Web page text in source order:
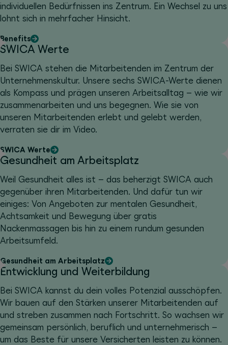
individuellen Bedürfnissen ins Zentrum. Ein Wechsel zu uns
lohnt sich in mehrfacher Hinsicht.
Benefits
SWICA Werte
Bei SWICA stehen die Mitarbeitenden im Zentrum der
Unternehmenskultur. Unsere sechs SWICA-Werte dienen
als Kompass und prägen unseren Arbeitsalltag – wie wir
zusammenarbeiten und uns begegnen. Wie sie von
unseren Mitarbeitenden erlebt und gelebt werden,
verraten sie dir im Video.
SWICA Werte
Gesundheit am Arbeitsplatz
Weil Gesundheit alles ist – das beherzigt SWICA auch
gegenüber ihren Mitarbeitenden. Und dafür tun wir
einiges: Von Angeboten zur mentalen Gesundheit,
Achtsamkeit und Bewegung über gratis
Nackenmassagen bis hin zu einem rundum gesunden
Arbeitsumfeld.
Gesundheit am Arbeitsplatz
Entwicklung und Weiterbildung
Bei SWICA kannst du dein volles Potenzial ausschöpfen.
Wir bauen auf den Stärken unserer Mitarbeitenden auf
und streben zusammen nach Fortschritt. So wachsen wir
gemeinsam persönlich, beruflich und unternehmerisch –
um das Beste für unsere Versicherten leisten zu können.